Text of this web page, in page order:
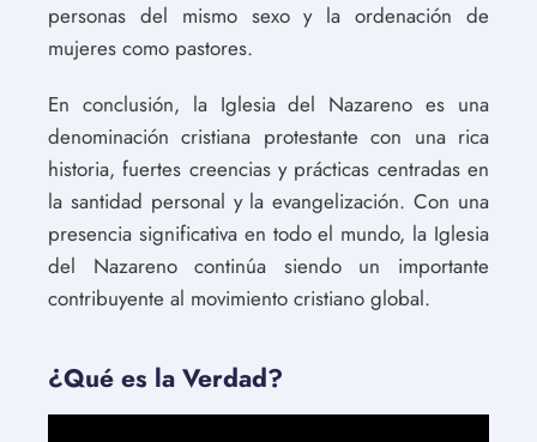
personas del mismo sexo y la ordenación de
mujeres como pastores.
En conclusión, la Iglesia del Nazareno es una
denominación cristiana protestante con una rica
historia, fuertes creencias y prácticas centradas en
la santidad personal y la evangelización. Con una
presencia significativa en todo el mundo, la Iglesia
del Nazareno continúa siendo un importante
contribuyente al movimiento cristiano global.
¿Qué es la Verdad?